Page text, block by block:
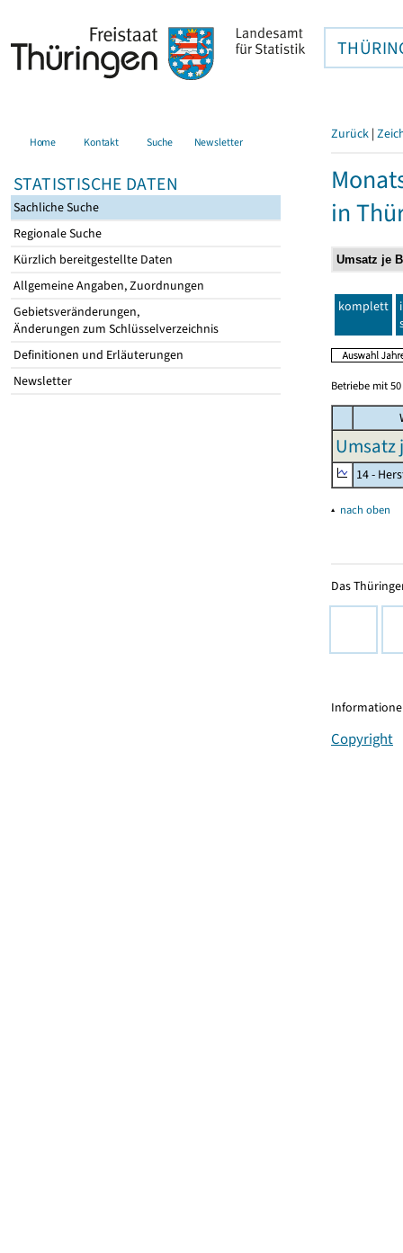
Home Kontakt Suche Newsletter
STATISTISCHE DATEN
Sachliche Suche
Regionale Suche
Kürzlich bereitgestellte Daten
Allgemeine Angaben, Zuordnungen
Gebietsveränderungen,
Änderungen zum Schlüsselverzeichnis
Definitionen und Erläuterungen
Newsletter
Zurück |
in
komplett
Betriebe mit
Umsatz
14 -
▴ nach oben
Das
Copyright